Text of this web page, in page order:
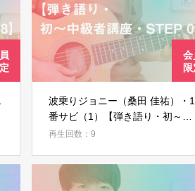
波乗りジョニー（桑田 佳祐）・1
番サビ（1）【弾き語り・初～中
級者講座・STEP 09】
再生回数：9